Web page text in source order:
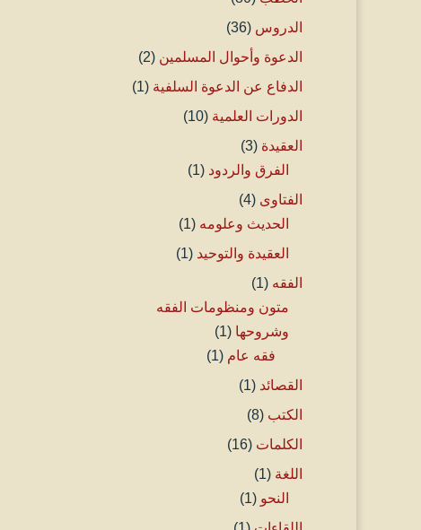
الدروس (36)
الدعوة وأحوال المسلمين (2)
الدفاع عن الدعوة السلفية (1)
الدورات العلمية (10)
العقيدة (3)
الفرق والردود (1)
الفتاوى (4)
الحديث وعلومه (1)
العقيدة والتوحيد (1)
الفقه (1)
متون ومنظومات الفقه
وشروحها (1)
فقه عام (1)
القصائد (1)
الكتب (8)
الكلمات (16)
اللغة (1)
النحو (1)